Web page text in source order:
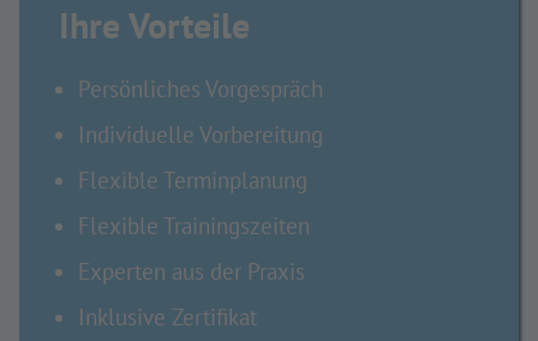
Ihre Vorteile
Persönliches Vorgespräch
Individuelle Vorbereitung
Flexible Terminplanung
Flexible Trainingszeiten
Experten aus der Praxis
Inklusive Zertifikat